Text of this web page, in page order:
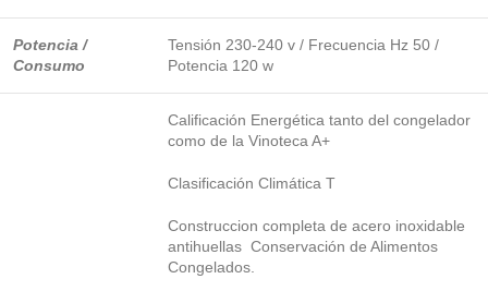
Potencia /
Consumo
Tensión 230-240 v / Frecuencia Hz 50 /
Potencia 120 w
Calificación Energética tanto del congelador
como de la Vinoteca A+
Clasificación Climática T
Construccion completa de acero inoxidable
antihuellas Conservación de Alimentos
Congelados.